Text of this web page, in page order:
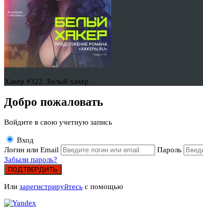
Хакер #322. Белый хакер
Добро пожаловать
Войдите в свою учетную запись
Вход
Логин или Email
Пароль
Забыли пароль?
ПОДТВЕРДИТЬ
Или зарегистрируйтесь с помощью